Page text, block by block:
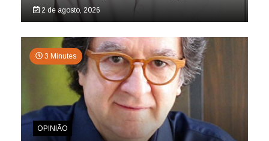
2 de agosto, 2026
3 Minutes
OPINIÃO